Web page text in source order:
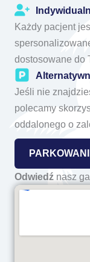
Każdy pacjent
dostosowane do
Jeśli nie
polecamy
oddalonego o
Odwiedź nasz